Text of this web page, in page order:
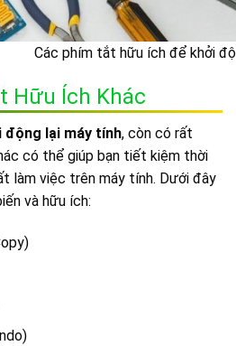
Các phím tắt hữu ích để khởi
Hữu Ích Khác
động lại máy tính, còn có rất
có thể giúp bạn tiết kiệm thời
làm việc trên máy tính. Dưới đây
và hữu ích: